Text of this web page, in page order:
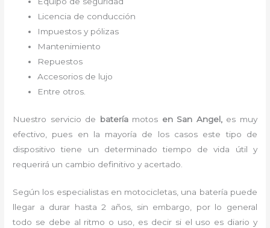
Licencia de conducción
Impuestos y pólizas
Mantenimiento
Repuestos
Accesorios de lujo
Entre otros.
Nuestro servicio de bateríamotos en San Angel, es muy
efectivo, pues en la mayoría de los casos este tipo de
dispositivo tiene un determinado tiempo de vida útil y
requerirá un cambio definitivo y acertado.
Según los especialistas en motocicletas, una batería puede
llegar a durar hasta 2 años, sin embargo, por lo general
todo se debe al ritmo o uso, es decir si el uso es diario y